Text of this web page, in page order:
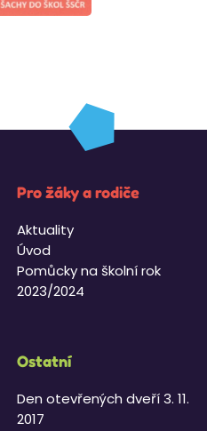
Pro žáky a rodiče
Aktuality
Úvod
Pomůcky na školní rok
2023/2024
Ostatní
Den otevřených dveří 3. 11.
2017